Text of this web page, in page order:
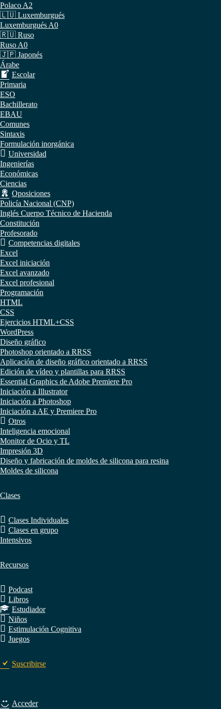
Polaco A2
🇱🇺 Luxemburgués
Luxemburgués A0
🇷🇺 Ruso
Ruso A0
🇯🇵 Japonés
Árabe
Escolar
Primaria
ESO
Bachillerato
EBAU
Comunes
Sintaxis
Formulación inorgánica
Universidad
Ingenierías
Económicas
Ciencias
Oposiciones
Policía Nacional (CNP)
Inglés Cuerpo Técnico de Hacienda
Constitución
Profesorado
Competencias digitales
Excel
Excel iniciación
Excel avanzado
Excel profesional
Programación
HTML
CSS
Ejercicios HTML+CSS
WordPress
Diseño gráfico
Photoshop orientado a RRSS
Aplicación de diseño gráfico orientado a RRSS
Edición de vídeo y plantillas para RRSS
Essential Graphics de Adobe Premiere Pro
Iniciación a Illustrator
Iniciación a Photoshop
Iniciación a AE y Premiere Pro
Otros
Inteligencia emocional
Monitor de Ocio y TL
Impresión 3D
Diseño y fabricación de moldes de silicona para resina
Moldes de silicona
Clases
Clases Individuales
Clases en grupo
Intensivos
Recursos
Podcast
Libros
Estudiador
Niños
Estimulación Cognitiva
Juegos
Suscribirse
Acceder